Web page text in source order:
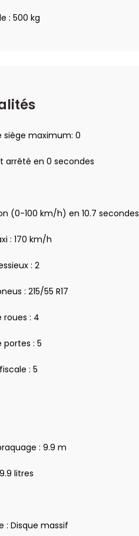
: 500 kg
siège maximum: 0
arrêté en 0 secondes
(0-100 km/h) en 10.7 secondes
: 170 km/h
: 2
: 215/55 R17
roues : 4
portes : 5
: 5
: 9.9 m
litres
: Disque massif